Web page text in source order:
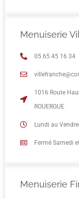
Menuiserie
05 65 45 16 34
1016 Route
ROUERGUE
Lundi au
Fermé Samedi
Menuiserie